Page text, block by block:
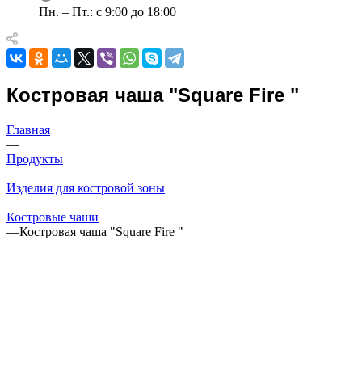
Пн. – Пт.: с 9:00 до 18:00
Костровая чаша "Square Fire "
Главная
—
Продукты
—
Изделия для костровой зоны
—
Костровые чаши
—Костровая чаша "Square Fire "